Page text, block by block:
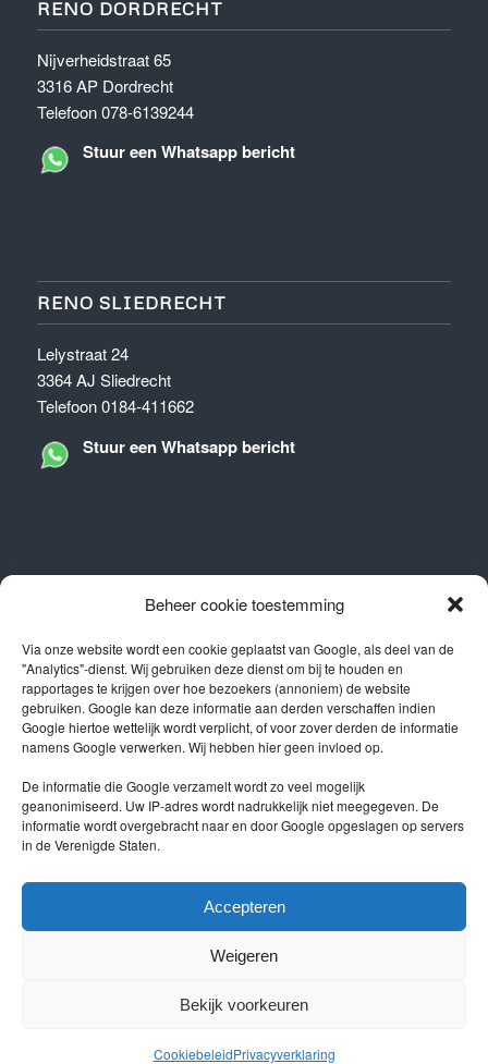
Beheer cookie toestemming
Via onze website wordt een cookie geplaatst van Google, als deel van de
"Analytics"-dienst. Wij gebruiken deze dienst om bij te houden en
rapportages te krijgen over hoe bezoekers (annoniem) de website
gebruiken. Google kan deze informatie aan derden verschaffen indien
Google hiertoe wettelijk wordt verplicht, of voor zover derden de informatie
namens Google verwerken. Wij hebben hier geen invloed op.
De informatie die Google verzamelt wordt zo veel mogelijk
geanonimiseerd. Uw IP-adres wordt nadrukkelijk niet meegegeven. De
informatie wordt overgebracht naar en door Google opgeslagen op servers
in de Verenigde Staten.
Accepteren
Weigeren
Bekijk voorkeuren
CookiebeleidPrivacyverklaring
RENO DORDRECHT
Nijverheidstraat 65
3316 AP Dordrecht
Telefoon 078-6139244
Stuur een Whatsapp bericht
RENO SLIEDRECHT
Lelystraat 24
3364 AJ Sliedrecht
Telefoon 0184-411662
Stuur een Whatsapp bericht
OPENINGSTIJDEN
Showroom
Ma – Vr 09.00 – 17.00
Za 10.00 – 16.00
Werkplaats
Werkplaats Nieuwe Suzuki